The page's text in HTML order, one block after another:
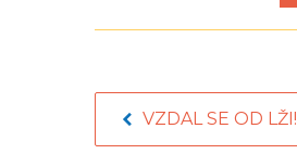
VZDAL SE OD LŽI!